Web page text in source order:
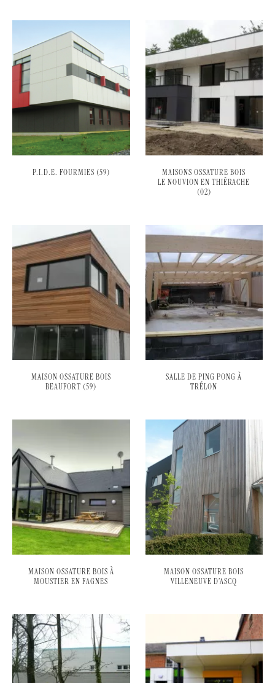
P.I.D.E. FOURMIES (59)
MAISONS OSSATURE BOIS
LE NOUVION EN THIÉRACHE
(02)
MAISON OSSATURE BOIS
BEAUFORT (59)
SALLE DE PING PONG À
TRÉLON
MAISON OSSATURE BOIS À
MOUSTIER EN FAGNES
MAISON OSSATURE BOIS
VILLENEUVE D’ASCQ